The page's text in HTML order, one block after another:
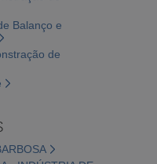
Balanço e
de